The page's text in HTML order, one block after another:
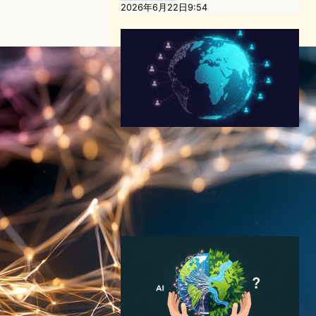
2026年6月22日9:54
9月22日【今日は何の日？】
One Web Day インターネッ
トの未来を決める転換点
テクノロジーと社会ニュース
今日は何の日
2025年9月22日0:10